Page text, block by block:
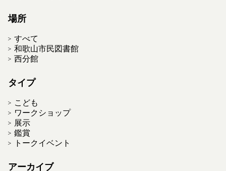
場所
すべて
和歌山市民図書館
西分館
タイプ
こども
ワークショップ
展示
鑑賞
トークイベント
アーカイブ